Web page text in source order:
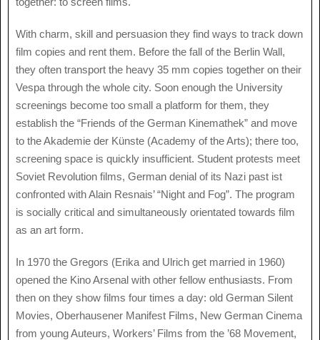
With charm, skill and persuasion they find ways to track down
film copies and rent them. Before the fall of the Berlin Wall,
they often transport the heavy 35 mm copies together on their
Vespa through the whole city. Soon enough the University
screenings become too small a platform for them, they
establish the “Friends of the German Kinemathek” and move
to the Akademie der Künste (Academy of the Arts); there too,
screening space is quickly insufficient. Student protests meet
Soviet Revolution films, German denial of its Nazi past ist
confronted with Alain Resnais’ “Night and Fog”. The program
is socially critical and simultaneously orientated towards film
as an art form.
In 1970 the Gregors (Erika and Ulrich get married in 1960)
opened the Kino Arsenal with other fellow enthusiasts. From
then on they show films four times a day: old German Silent
Movies, Oberhausener Manifest Films, New German Cinema
from young Auteurs, Workers’ Films from the ’68 Movement,